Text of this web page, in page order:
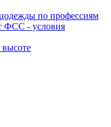
по профессиям
ФСС - условия